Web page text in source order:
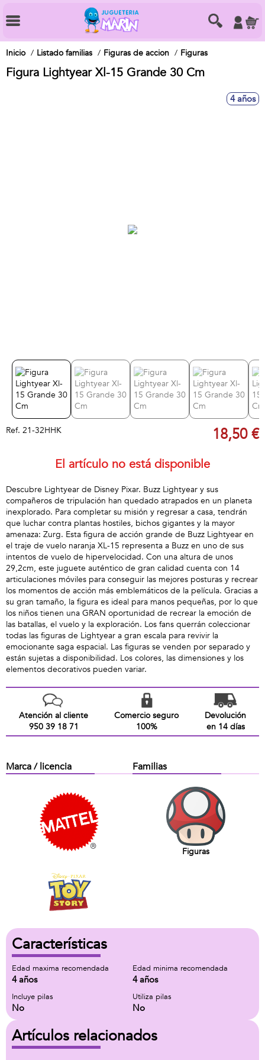
Inicio Listado familias Figuras de accion Figuras
Figura Lightyear Xl-15 Grande 30 Cm
4 años
Ref. 21-32HHK 18,50 €
El artículo no está disponible
Descubre Lightyear de Disney Pixar. Buzz Lightyear y sus
compañeros de tripulación han quedado atrapados en un planeta
inexplorado. Para completar su misión y regresar a casa, tendrán
que luchar contra plantas hostiles, bichos gigantes y la mayor
amenaza: Zurg. Esta figura de acción grande de Buzz Lightyear en
el traje de vuelo naranja XL-15 representa a Buzz en uno de sus
intentos de vuelo de hipervelocidad. Con una altura de unos
29,2cm, este juguete auténtico de gran calidad cuenta con 14
articulaciones móviles para conseguir las mejores posturas y recrear
los momentos de acción más emblemáticos de la película. Gracias a
su gran tamaño, la figura es ideal para manos pequeñas, por lo que
los niños tienen una GRAN oportunidad de recrear la emoción de
las batallas, el vuelo y la exploración. Los fans querrán coleccionar
todas las figuras de Lightyear a gran escala para revivir la
emocionante saga espacial. Las figuras se venden por separado y
están sujetas a disponibilidad. Los colores, las dimensiones y los
elementos decorativos pueden variar.
Atención al cliente
950 39 18 71
Comercio seguro
100%
Devolución
en 14 días
Marca / licencia Familias
Figuras
Características
Edad maxima recomendada
4 años
Edad minima recomendada
4 años
Incluye pilas
No
Utiliza pilas
No
Artículos relacionados